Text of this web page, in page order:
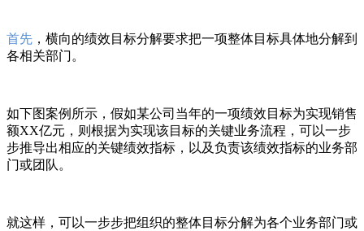
首先 ，横向的绩效目标分解要求把一项整体目标具体地分解到
各相关部门。
如下图案例所示，假如某公司当年的一项绩效目标为实现销售
额XX亿元，则根据为实现该目标的关键业务流程，可以一步
步推导出相应的关键绩效指标，以及负责该绩效指标的业务部
门或团队。
就这样，可以一步步把组织的整体目标分解为各个业务部门或